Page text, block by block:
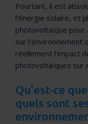
Pourtant, il est
l’énergie solaire, et
photovoltaïque pour
sur l’environnement
réellement l’impact
photovoltaïques sur
Qu’est-ce
quels sont